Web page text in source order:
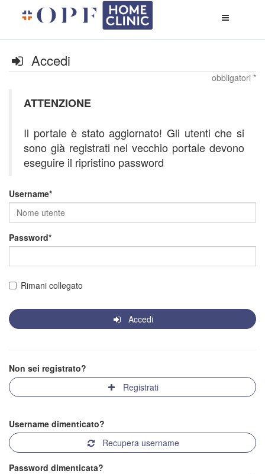
di
Accedi
obbligatori *
ATTENZIONE
Il portale è stato aggiornato! Gli utenti che si
sono già registrati nel vecchio portale devono
eseguire il ripristino password
Username
Password
Rimani collegato
Accedi
Non sei registrato?
Registrati
Username dimenticato?
Recupera username
Password dimenticata?